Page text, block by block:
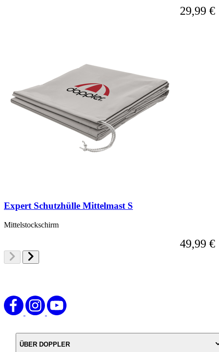
29,99 €
Expert Schutzhülle Mittelmast S
Mittelstockschirm
49,99 €
ÜBER DOPPLER